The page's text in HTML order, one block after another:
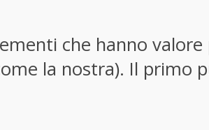
che hanno
la nostra). Il primo